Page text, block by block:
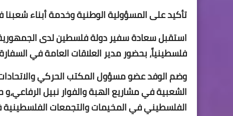
تأكيد على المسؤولية الوطنية وخدمة أبناء
استقبل سعادة سفير دولة فلسطين لدى الجمهورية
فلسطينياً، بحضور مدير العلاقات العامة في
وضم الوفد عضو مسؤول المكتب الحركي
الشعبية في مشاريع الهبة والفوار نبيل
الفلسطيني في المخيمات والتجمعات